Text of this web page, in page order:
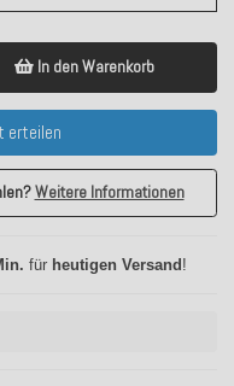
In den Warenkorb
erteilen
Weitere Informationen
für heutigen Versand !